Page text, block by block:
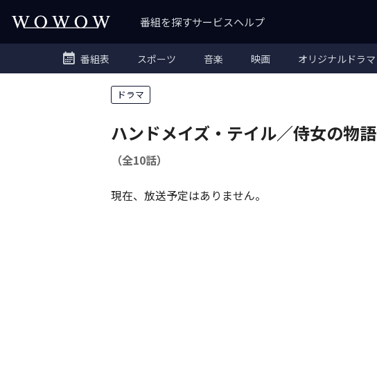
番組を探すサービスヘルプ
番組表 スポーツ 音楽 映画 オリジナルドラマ
ドラマ
ハンドメイズ・テイル／侍女の物語
（全10話）
現在、放送予定はありません。